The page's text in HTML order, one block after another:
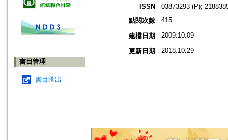
書目管理
書目匯出
ISSN
03873293 (P);
點閱次數
415
建檔日期 2009.10.09
更新日期 2018.10.29